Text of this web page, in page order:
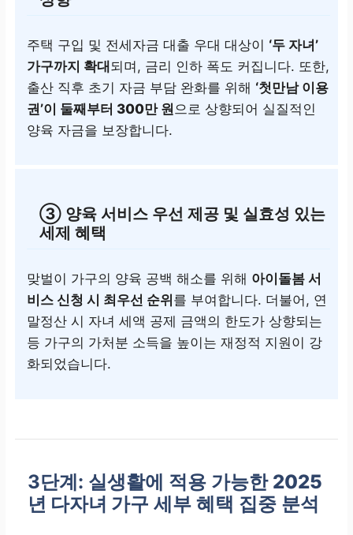
주택 구입 및 전세자금 대출 우대 대상이 ‘두 자녀’
가구까지 확대되며, 금리 인하 폭도 커집니다. 또한,
출산 직후 초기 자금 부담 완화를 위해 ‘첫만남 이용
권’이 둘째부터 300만 원 으로 상향되어 실질적인
양육 자금을 보장합니다.
③ 양육 서비스 우선 제공 및 실효성 있는
세제 혜택
맞벌이 가구의 양육 공백 해소를 위해 아이돌봄 서
비스 신청 시 최우선 순위 를 부여합니다. 더불어, 연
말정산 시 자녀 세액 공제 금액의 한도가 상향되는
등 가구의 가처분 소득을 높이는 재정적 지원이 강
화되었습니다.
3단계: 실생활에 적용 가능한 2025
년 다자녀 가구 세부 혜택 집중 분석